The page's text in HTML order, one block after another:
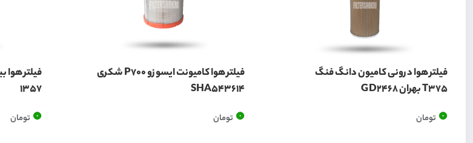
فیلتر هوا درونی کامیون دانگ فنگ
T375 بهران GD2468
0 تومان
فیلتر هوا کامیونت ایسوزو P700 شکری
SHA543614
0 تومان
فیلتر هوا
1357
0 تومان